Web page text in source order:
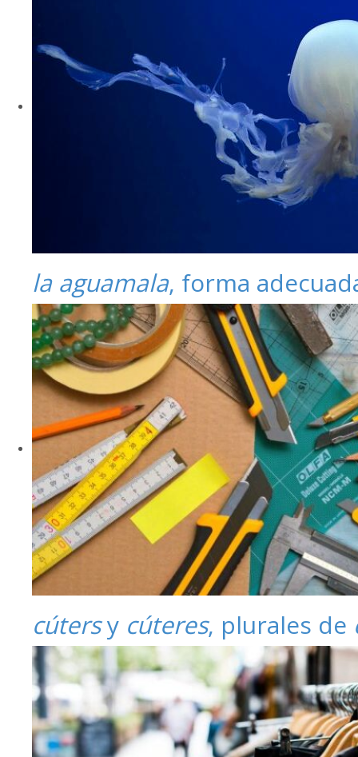
la aguamala, forma
cútersy cúteres, plurales de